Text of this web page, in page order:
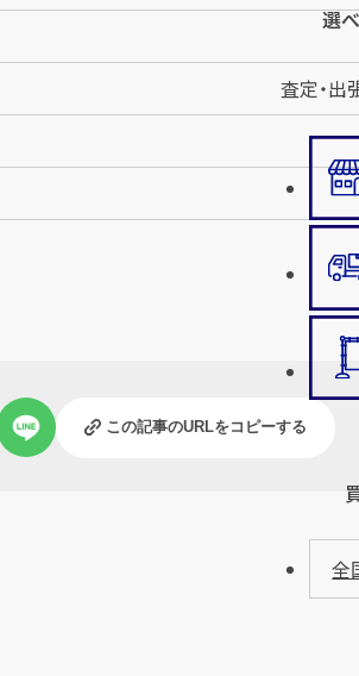
この記事のURLをコピーする
選
査定・
全